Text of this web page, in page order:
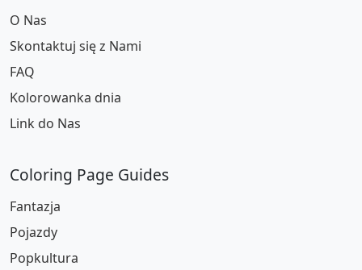
O Nas
Skontaktuj się z Nami
FAQ
Kolorowanka dnia
Link do Nas
Coloring Page Guides
Fantazja
Pojazdy
Popkultura